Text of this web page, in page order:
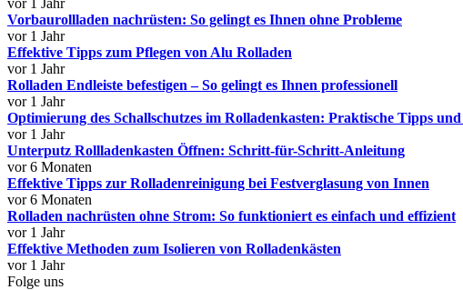
vor 1 Jahr
Vorbaurollladen nachrüsten: So gelingt es Ihnen ohne Probleme
vor 1 Jahr
Effektive Tipps zum Pflegen von Alu Rolladen
vor 1 Jahr
Rolladen Endleiste befestigen – So gelingt es Ihnen professionell
vor 1 Jahr
Optimierung des Schallschutzes im Rolladenkasten: Praktische Tipps
vor 1 Jahr
Unterputz Rollladenkasten Öffnen: Schritt-für-Schritt-Anleitung
vor 6 Monaten
Effektive Tipps zur Rolladenreinigung bei Festverglasung von Innen
vor 6 Monaten
Rolladen nachrüsten ohne Strom: So funktioniert es einfach und effizient
vor 1 Jahr
Effektive Methoden zum Isolieren von Rolladenkästen
vor 1 Jahr
Folge uns